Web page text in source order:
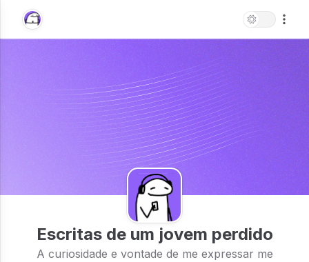
Escritas de um jovem perdido
A curiosidade e vontade de me expressar me